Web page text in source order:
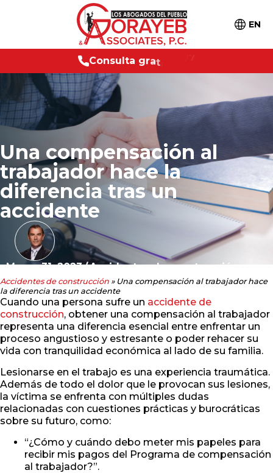
EN
Consulta grati
Una compensación al
trabajador hace la
diferencia tras un
accidente
Marzo 31, 2023/Accidentes de construcción
Accidentes de construcción » Una compensación al trabajador hace
la diferencia tras un accidente
Cuando una persona sufre un accidente de
construcción, obtener una compensación al trabajador
representa una diferencia esencial entre enfrentar un
proceso angustioso y estresante o poder rehacer su
vida con tranquilidad económica al lado de su familia.
Lesionarse en el trabajo es una experiencia traumática.
Además de todo el dolor que le provocan sus lesiones,
la víctima se enfrenta con múltiples dudas
relacionadas con cuestiones prácticas y burocráticas
sobre su futuro, como:
“¿Cómo y cuándo debo meter mis papeles para
recibir mis pagos del Programa de compensación
al trabajador?”.